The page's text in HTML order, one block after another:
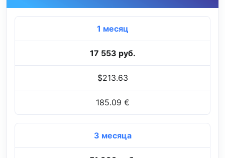
1 месяц
17 553 руб.
$213.63
185.09 €
3 месяца